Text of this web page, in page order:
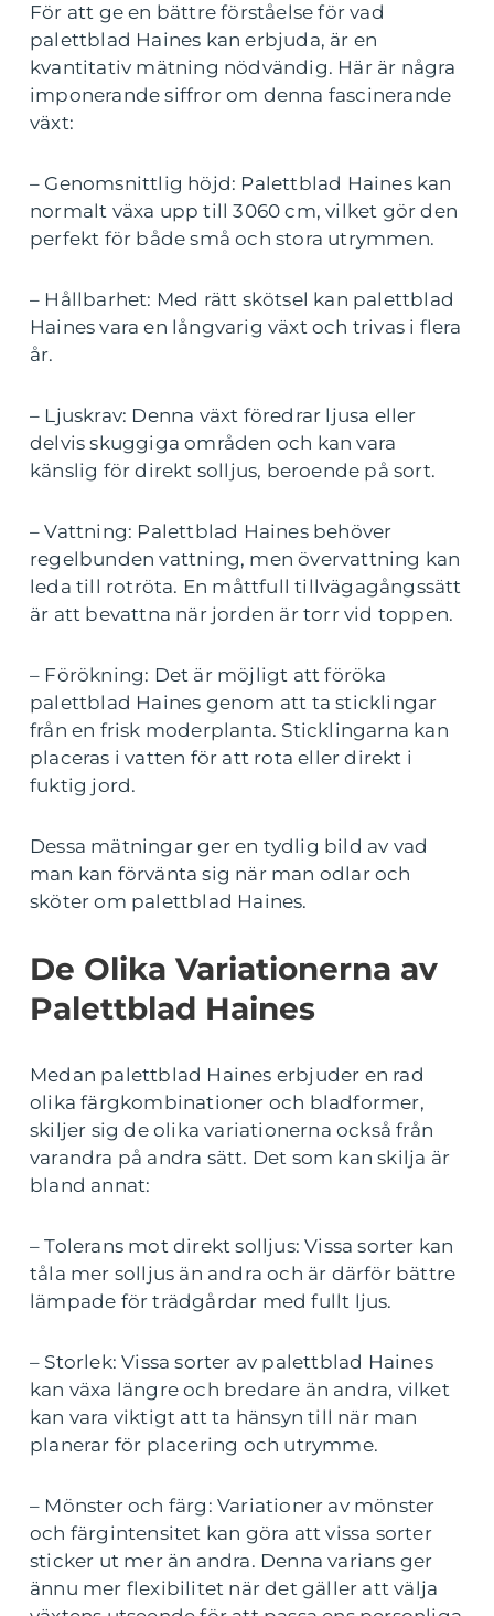
För att ge en bättre förståelse för vad
palettblad Haines kan erbjuda, är en
kvantitativ mätning nödvändig. Här är några
imponerande siffror om denna fascinerande
växt:
– Genomsnittlig höjd: Palettblad Haines kan
normalt växa upp till 3060 cm, vilket gör den
perfekt för både små och stora utrymmen.
– Hållbarhet: Med rätt skötsel kan palettblad
Haines vara en långvarig växt och trivas i flera
år.
– Ljuskrav: Denna växt föredrar ljusa eller
delvis skuggiga områden och kan vara
känslig för direkt solljus, beroende på sort.
– Vattning: Palettblad Haines behöver
regelbunden vattning, men övervattning kan
leda till rotröta. En måttfull tillvägagångssätt
är att bevattna när jorden är torr vid toppen.
– Förökning: Det är möjligt att föröka
palettblad Haines genom att ta sticklingar
från en frisk moderplanta. Sticklingarna kan
placeras i vatten för att rota eller direkt i
fuktig jord.
Dessa mätningar ger en tydlig bild av vad
man kan förvänta sig när man odlar och
sköter om palettblad Haines.
De Olika Variationerna av
Palettblad Haines
Medan palettblad Haines erbjuder en rad
olika färgkombinationer och bladformer,
skiljer sig de olika variationerna också från
varandra på andra sätt. Det som kan skilja är
bland annat:
– Tolerans mot direkt solljus: Vissa sorter kan
tåla mer solljus än andra och är därför bättre
lämpade för trädgårdar med fullt ljus.
– Storlek: Vissa sorter av palettblad Haines
kan växa längre och bredare än andra, vilket
kan vara viktigt att ta hänsyn till när man
planerar för placering och utrymme.
– Mönster och färg: Variationer av mönster
och färgintensitet kan göra att vissa sorter
sticker ut mer än andra. Denna varians ger
ännu mer flexibilitet när det gäller att välja